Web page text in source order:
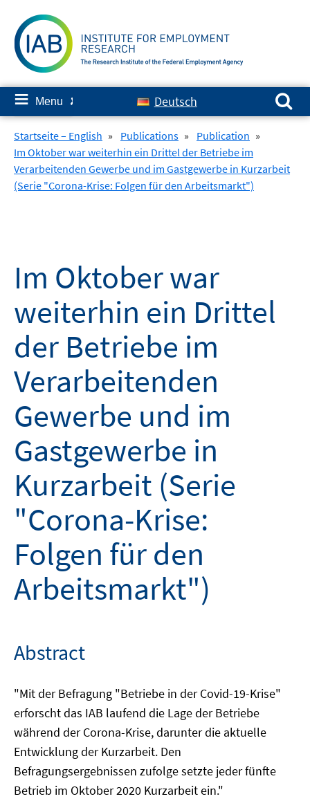
content
≡ Menu ✘ Deutsch
Search for:
Startseite – English » Publications » Publication »
Im Oktober war weiterhin ein Drittel der Betriebe im
Verarbeitenden Gewerbe und im Gastgewerbe in Kurzarbeit
(Serie "Corona-Krise: Folgen für den Arbeitsmarkt")
Im Oktober war
weiterhin ein Drittel
der Betriebe im
Verarbeitenden
Gewerbe und im
Gastgewerbe in
Kurzarbeit (Serie
"Corona-Krise:
Folgen für den
Arbeitsmarkt")
Abstract
"Mit der Befragung "Betriebe in der Covid-19-Krise"
erforscht das IAB laufend die Lage der Betriebe
während der Corona-Krise, darunter die aktuelle
Entwicklung der Kurzarbeit. Den
Befragungsergebnissen zufolge setzte jeder fünfte
Betrieb im Oktober 2020 Kurzarbeit ein."